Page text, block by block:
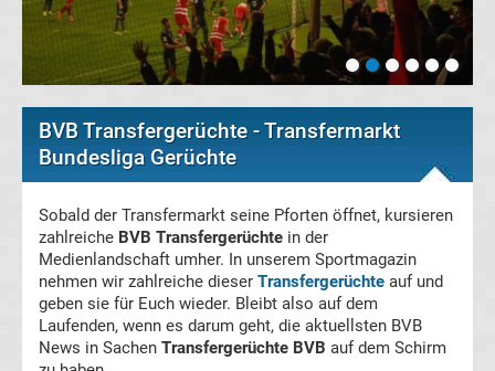
Köln
Transfergerüchte
1.
Magdeburg
Transfergerüchte
1.
BVB Transfergerüchte - Transfermarkt
Bundesliga Gerüchte
Sobald der Transfermarkt seine Pforten öffnet, kursieren
zahlreiche BVB Transfergerüchte in der
Medienlandschaft umher. In unserem Sportmagazin
nehmen wir zahlreiche dieser Transfergerüchte auf und
geben sie für Euch wieder. Bleibt also auf dem
Laufenden, wenn es darum geht, die aktuellsten BVB
News in Sachen Transfergerüchte BVB auf dem Schirm